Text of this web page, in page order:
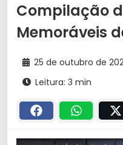
Compilação
Memoráveis
25 de outubro de
Leitura: 3 min